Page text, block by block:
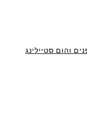
והום סטיילינג